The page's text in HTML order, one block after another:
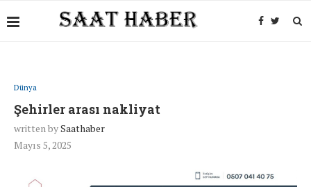
Dünya
Şehirler arası nakliyat
written bySaathaber
Mayıs 5, 2025